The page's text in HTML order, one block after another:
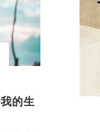
的生